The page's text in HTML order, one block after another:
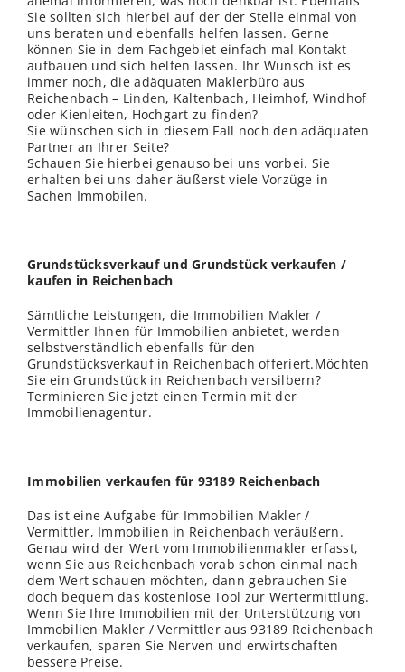
Sie sollten sich hierbei auf der der Stelle einmal von
uns beraten und ebenfalls helfen lassen. Gerne
können Sie in dem Fachgebiet einfach mal Kontakt
aufbauen und sich helfen lassen. Ihr Wunsch ist es
immer noch, die adäquaten Maklerbüro aus
Reichenbach – Linden, Kaltenbach, Heimhof, Windhof
oder Kienleiten, Hochgart zu finden?
Sie wünschen sich in diesem Fall noch den adäquaten
Partner an Ihrer Seite?
Schauen Sie hierbei genauso bei uns vorbei. Sie
erhalten bei uns daher äußerst viele Vorzüge in
Sachen Immobilen.
Grundstücksverkauf und Grundstück verkaufen /
kaufen in Reichenbach
Sämtliche Leistungen, die Immobilien Makler /
Vermittler Ihnen für Immobilien anbietet, werden
selbstverständlich ebenfalls für den
Grundstücksverkauf in Reichenbach offeriert.Möchten
Sie ein Grundstück in Reichenbach versilbern?
Terminieren Sie jetzt einen Termin mit der
Immobilienagentur.
Immobilien verkaufen für 93189 Reichenbach
Das ist eine Aufgabe für Immobilien Makler /
Vermittler, Immobilien in Reichenbach veräußern.
Genau wird der Wert vom Immobilienmakler erfasst,
wenn Sie aus Reichenbach vorab schon einmal nach
dem Wert schauen möchten, dann gebrauchen Sie
doch bequem das kostenlose Tool zur Wertermittlung.
Wenn Sie Ihre Immobilien mit der Unterstützung von
Immobilien Makler / Vermittler aus 93189 Reichenbach
verkaufen, sparen Sie Nerven und erwirtschaften
bessere Preise.